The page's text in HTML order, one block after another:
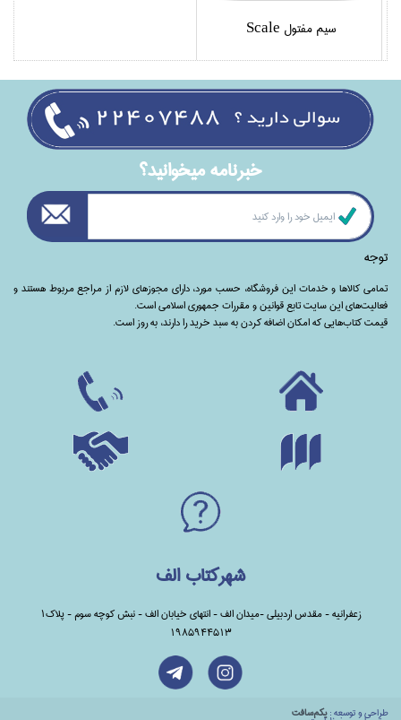
سيم مفتول Scale
خبرنامه ميخوانيد؟
توجه
تمامی‌ کالاها و خدمات این فروشگاه، حسب مورد،‌ دارای مجوزهای لازم از مراجع مربوط هستند ‌و‌‌
فعالیت‌های این سایت تابع قوانین و مقررات جمهوری اسلامی است.
قیمت کتاب‌هایی که امکان اضافه کردن به سبد خرید را دارند،‌ به روز است.
شهرکتاب الف
زعفرانیه - مقدس اردبیلی -میدان الف - انتهای خیابان الف - نبش کوچه سوم - پلاک1
1985944513
طراحي و توسعه : يكم‌سافت